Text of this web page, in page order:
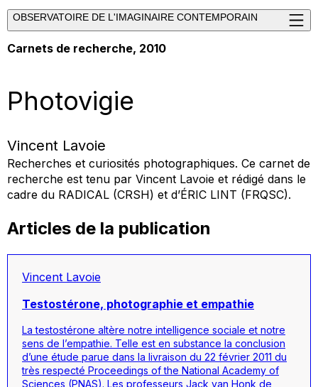
OBSERVATOIRE DE L'IMAGINAIRE CONTEMPORAIN
Carnets de recherche, 2010
Photovigie
Vincent Lavoie
Recherches et curiosités photographiques. Ce carnet de
recherche est tenu par Vincent Lavoie et rédigé dans le
cadre du RADICAL (CRSH) et d’ÉRIC LINT (FRQSC).
Articles de la publication
Vincent Lavoie
Testostérone, photographie et empathie
La testostérone altère notre intelligence sociale et notre
sens de l’empathie. Telle est en substance la conclusion
d’une étude parue dans la livraison du 22 février 2011 du
très respecté Proceedings of the National Academy of
Sciences (PNAS). Les professeurs Jack van Honk de